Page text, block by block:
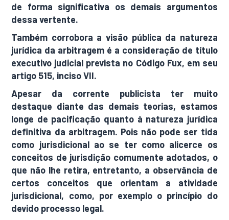
de forma significativa os demais argumentos
dessa vertente.
Também corrobora a visão pública da natureza
jurídica da arbitragem é a consideração de título
executivo judicial prevista no Código Fux, em seu
artigo 515, inciso VII.
Apesar da corrente publicista ter muito
destaque diante das demais teorias, estamos
longe de pacificação quanto à natureza jurídica
definitiva da arbitragem. Pois não pode ser tida
como jurisdicional ao se ter como alicerce os
conceitos de jurisdição comumente adotados, o
que não lhe retira, entretanto, a observância de
certos conceitos que orientam a atividade
jurisdicional, como, por exemplo o princípio do
devido processo legal.